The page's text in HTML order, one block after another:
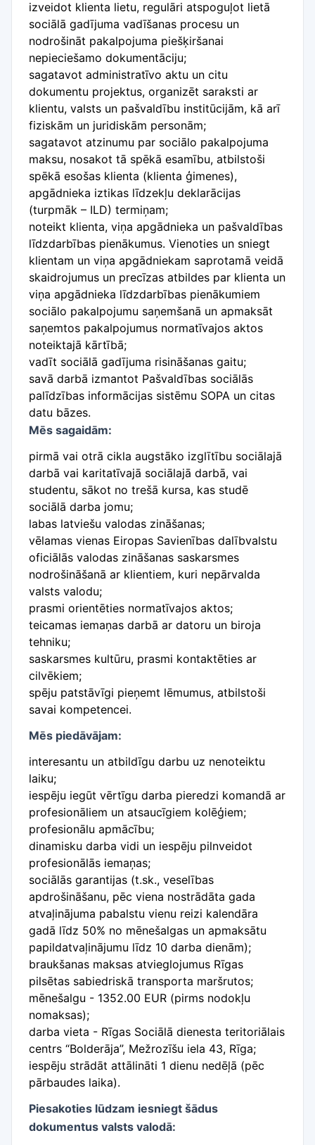
izveidot klienta lietu, regulāri atspoguļot lietā
sociālā gadījuma vadīšanas procesu un
nodrošināt pakalpojuma piešķiršanai
nepieciešamo dokumentāciju;
sagatavot administratīvo aktu un citu
dokumentu projektus, organizēt saraksti ar
klientu, valsts un pašvaldību institūcijām, kā arī
fiziskām un juridiskām personām;
sagatavot atzinumu par sociālo pakalpojuma
maksu, nosakot tā spēkā esamību, atbilstoši
spēkā esošas klienta (klienta ģimenes),
apgādnieka iztikas līdzekļu deklarācijas
(turpmāk – ILD) termiņam;
noteikt klienta, viņa apgādnieka un pašvaldības
līdzdarbības pienākumus. Vienoties un sniegt
klientam un viņa apgādniekam saprotamā veidā
skaidrojumus un precīzas atbildes par klienta un
viņa apgādnieka līdzdarbības pienākumiem
sociālo pakalpojumu saņemšanā un apmaksāt
saņemtos pakalpojumus normatīvajos aktos
noteiktajā kārtībā;
vadīt sociālā gadījuma risināšanas gaitu;
savā darbā izmantot Pašvaldības sociālās
palīdzības informācijas sistēmu SOPA un citas
datu bāzes.
Mēs sagaidām:
pirmā vai otrā cikla augstāko izglītību sociālajā
darbā vai karitatīvajā sociālajā darbā, vai
studentu, sākot no trešā kursa, kas studē
sociālā darba jomu;
labas latviešu valodas zināšanas;
vēlamas vienas Eiropas Savienības dalībvalstu
oficiālās valodas zināšanas saskarsmes
nodrošināšanā ar klientiem, kuri nepārvalda
valsts valodu;
prasmi orientēties normatīvajos aktos;
teicamas iemaņas darbā ar datoru un biroja
tehniku;
saskarsmes kultūru, prasmi kontaktēties ar
cilvēkiem;
spēju patstāvīgi pieņemt lēmumus, atbilstoši
savai kompetencei.
Mēs piedāvājam:
interesantu un atbildīgu darbu uz nenoteiktu
laiku;
iespēju iegūt vērtīgu darba pieredzi komandā ar
profesionāliem un atsaucīgiem kolēģiem;
profesionālu apmācību;
dinamisku darba vidi un iespēju pilnveidot
profesionālās iemaņas;
sociālās garantijas (t.sk., veselības
apdrošināšanu, pēc viena nostrādāta gada
atvaļinājuma pabalstu vienu reizi kalendāra
gadā līdz 50% no mēnešalgas un apmaksātu
papildatvaļinājumu līdz 10 darba dienām);
braukšanas maksas atvieglojumus Rīgas
pilsētas sabiedriskā transporta maršrutos;
mēnešalgu - 1352.00 EUR (pirms nodokļu
nomaksas);
darba vieta - Rīgas Sociālā dienesta teritoriālais
centrs “Bolderāja”, Mežrozīšu iela 43, Rīga;
iespēju strādāt attālināti 1 dienu nedēļā (pēc
pārbaudes laika).
Piesakoties lūdzam iesniegt šādus
dokumentus valsts valodā: